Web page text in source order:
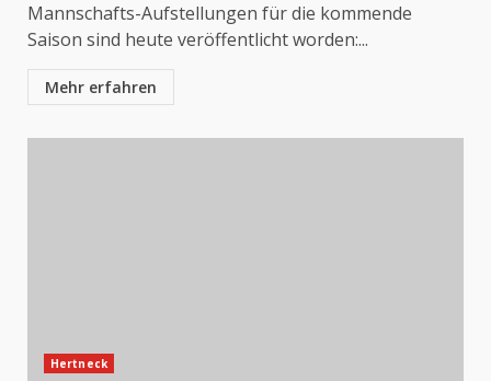
Mannschafts-Aufstellungen für die kommende
Saison sind heute veröffentlicht worden:...
Mehr erfahren
Hertneck